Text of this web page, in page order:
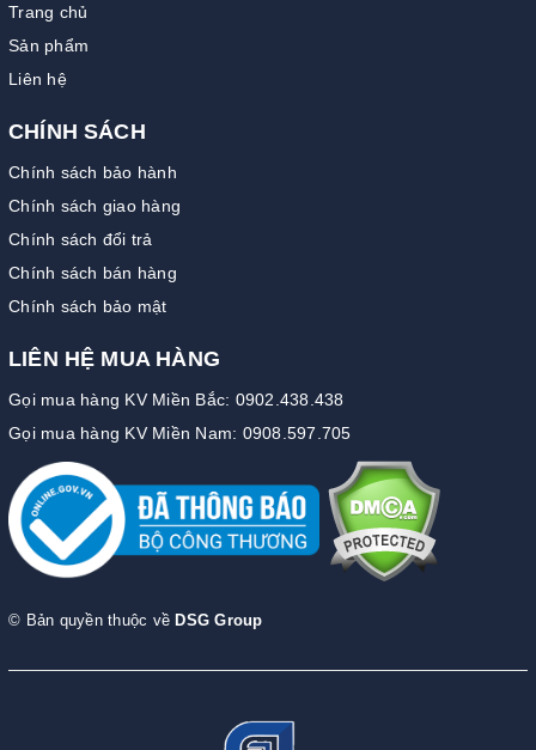
Trang chủ
Sản phẩm
Liên hệ
CHÍNH SÁCH
Chính sách bảo hành
Chính sách giao hàng
Chính sách đổi trả
Chính sách bán hàng
Chính sách bảo mật
LIÊN HỆ MUA HÀNG
Gọi mua hàng KV Miền Bắc: 0902.438.438
Gọi mua hàng KV Miền Nam: 0908.597.705
© Bản quyền thuộc về DSG Group